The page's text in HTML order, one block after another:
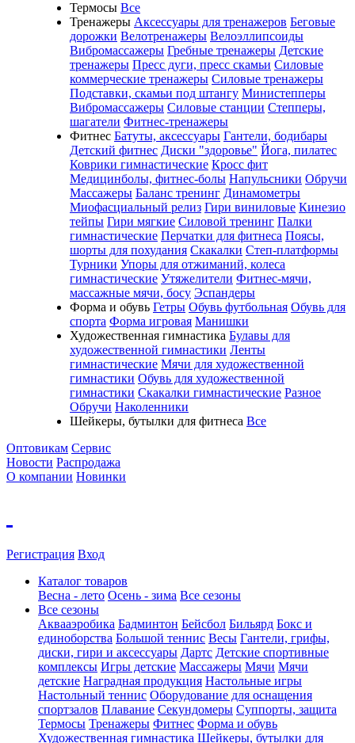
Термосы Все
Тренажеры Аксессуары для тренажеров Беговые
дорожки Велотренажеры Велоэллипсоиды
Вибромассажеры Гребные тренажеры Детские
тренажеры Пресс дуги, пресс скамьи Силовые
коммерческие тренажеры Силовые тренажеры
Подставки, скамьи под штангу Министепперы
Вибромассажеры Силовые станции Степперы,
шагатели Фитнес-тренажеры
Фитнес Батуты, аксессуары Гантели, бодибары
Детский фитнес Диски "здоровье" Йога, пилатес
Коврики гимнастические Кросс фит
Медицинболы, фитнес-болы Напульсники Обручи
Массажеры Баланс тренинг Динамометры
Миофасциальный релиз Гири виниловые Кинезио
тейпы Гири мягкие Силовой тренинг Палки
гимнастические Перчатки для фитнеса Поясы,
шорты для похудания Скакалки Степ-платформы
Турники Упоры для отжиманий, колеса
гимнастические Утяжелители Фитнес-мячи,
массажные мячи, босу Эспандеры
Форма и обувь Гетры Обувь футбольная Обувь для
спорта Форма игровая Манишки
Художественная гимнастика Булавы для
художественной гимнастики Ленты
гимнастические Мячи для художественной
гимнастики Обувь для художественной
гимнастики Скакалки гимнастические Разное
Обручи Наколенники
Шейкеры, бутылки для фитнеса Все
Оптовикам Сервис
Новости Распродажа
О компании Новинки
Регистрация Вход
Каталог товаров
Весна - лето Осень - зима Все сезоны
Все сезоны
Аквааэробика Бадминтон Бейсбол Бильярд Бокс и
единоборства Большой теннис Весы Гантели, грифы,
диски, гири и аксессуары Дартс Детские спортивные
комплексы Игры детские Массажеры Мячи Мячи
детские Наградная продукция Настольные игры
Настольный теннис Оборудование для оснащения
спортзалов Плавание Секундомеры Суппорты, защита
Термосы Тренажеры Фитнес Форма и обувь
Художественная гимнастика Шейкеры, бутылки для